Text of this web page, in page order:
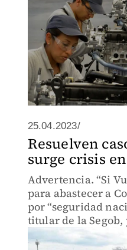
25.04.2023/
Resuelven
surge crisis
Advertencia. “Si
para abastecer a
por “seguridad
titular de la
litigio internacional.